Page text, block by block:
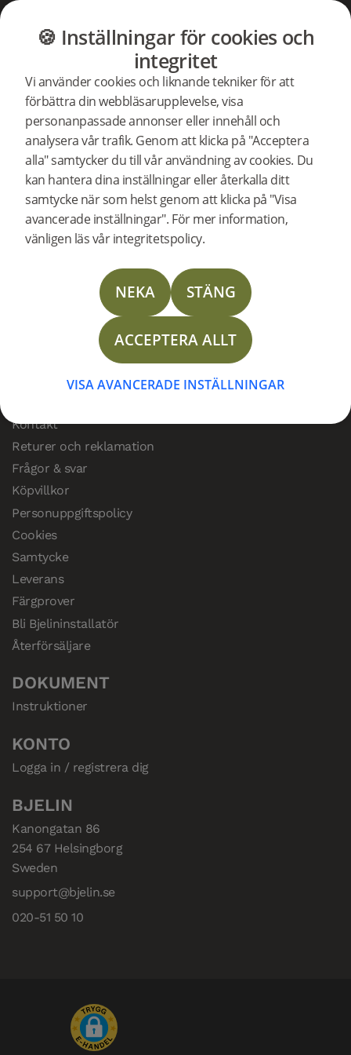
MÖBLER BUTIK OUTLET
🍪 Inställningar för cookies och
integritet
Vi använder cookies och liknande tekniker för att
förbättra din webbläsarupplevelse, visa
personanpassade annonser eller innehåll och
analysera vår trafik. Genom att klicka på "Acceptera
alla" samtycker du till vår användning av cookies. Du
kan hantera dina inställningar eller återkalla ditt
samtycke när som helst genom att klicka på "Visa
avancerade inställningar". För mer information,
vänligen läs vår integritetspolicy.
NEKA STÄNG
ACCEPTERA ALLT
VISA AVANCERADE INSTÄLLNINGAR
Hitta Bjelin
Showroom
Återförsäljare
SHOP
Woodura Fiskben
Vinyl Planks
Nadura Tiles
Tillbehör
Underhåll & reparation
Woodura Matbord
Woodura Soffbord
OM BJELIN
KUNDSERVICE
Kontakt
Returer och reklamation
Frågor & svar
Köpvillkor
Personuppgiftspolicy
Cookies
Samtycke
Leverans
Färgprover
Bli Bjelininstallatör
Återförsäljare
DOKUMENT
Instruktioner
KONTO
Logga in / registrera dig
BJELIN
Kanongatan 86
254 67 Helsingborg
Sweden
support@bjelin.se
020-51 50 10